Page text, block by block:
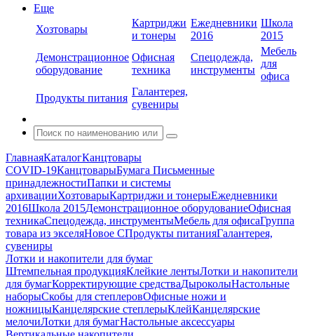
Еще
Хозтовары
Картриджи
и тонеры
Ежедневники
2016
Школа
2015
Демонстрационное
оборудование
Офисная
техника
Спецодежда,
инструменты
Мебель
для
офиса
Продукты питания
Галантерея,
сувениры
ГлавнаяКаталогКанцтовары
COVID-19КанцтоварыБумага Письменные
принадлежностиПапки и системы
архивацииХозтоварыКартриджи и тонерыЕжедневники
2016Школа 2015Демонстрационное оборудованиеОфисная
техникаСпецодежда, инструментыМебель для офисаГруппа
товара из экселяНовое СПродукты питанияГалантерея,
сувениры
Лотки и накопители для бумаг
Штемпельная продукцияКлейкие лентыЛотки и накопители
для бумагКорректирующие средстваДыроколыНастольные
наборыСкобы для степлеровОфисные ножи и
ножницыКанцелярские степлерыКлейКанцелярские
мелочиЛотки для бумагНастольные аксессуары